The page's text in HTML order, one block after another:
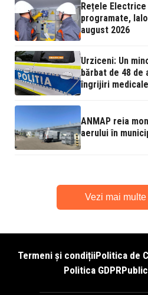
Rețele
programate,
august 2026
Urziceni: Un
bărbat de 48
îngrijiri medicale
ANMAP reia
aerului în
Vezi mai
Termeni și condițiiPolitica de
Politica GDPR